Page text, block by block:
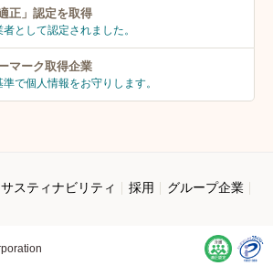
正」 認定を取得
者として認定されました。
マーク取得企業
準で個人情報をお守りします。
サスティナビリティ 採用
グループ企業